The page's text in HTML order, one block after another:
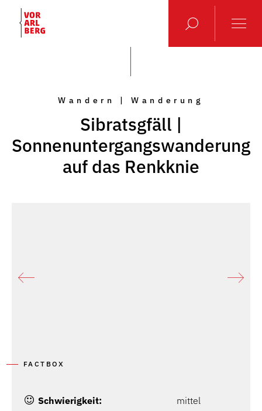
Wandern | Wanderung
Sibratsgfäll |
Sonnenuntergangswanderung
auf das Renkknie
FACTBOX
Schwierigkeit:
mittel